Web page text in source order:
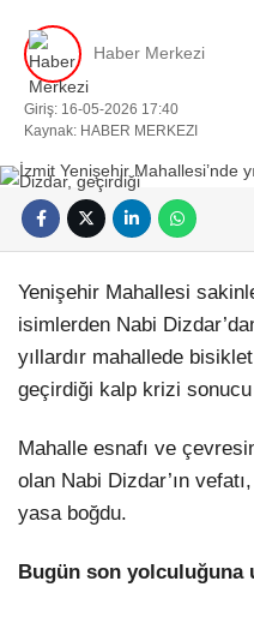
MAGAZIN
SAĞLIK
Haber Merkezi
Giriş: 16-05-2026 17:40
Kaynak: HABER MERKEZI
Yenişehir Mahallesi
isimlerden Nabi
yıllardır mahallede
geçirdiği kalp krizi sonucu
Mahalle esnafı ve
olan Nabi Dizdar’ın
yasa boğdu.
Bugün son yolculuğuna